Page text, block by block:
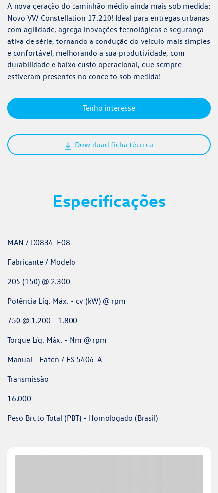
A nova geração do caminhão médio ainda mais sob medida:
Novo VW Constellation 17.210! Ideal para entregas urbanas
com agilidade, agrega inovações tecnológicas e segurança
ativa de série, tornando a condução do veículo mais simples
e confortável, melhorando a sua produtividade, com
durabilidade e baixo custo operacional, que sempre
estiveram presentes no conceito sob medida!
Tenho interesse
Download ficha técnica
Especificações
MAN / D0834LF08
Fabricante / Modelo
205 (150) @ 2.300
Potência Líq. Máx. - cv (kW) @ rpm
750 @ 1.200 - 1.800
Torque Líq. Máx. - Nm @ rpm
Manual - Eaton / FS 5406-A
Transmissão
16.000
Peso Bruto Total (PBT) - Homologado (Brasil)